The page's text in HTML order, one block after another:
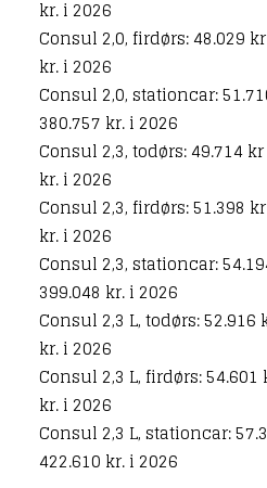
kr. i 2026
Consul 2,0, firdørs: 48.029
kr. i 2026
Consul 2,0, stationcar:
380.757 kr. i 2026
Consul 2,3, todørs: 49.714
kr. i 2026
Consul 2,3, firdørs: 51.398
kr. i 2026
Consul 2,3, stationcar:
399.048 kr. i 2026
Consul 2,3 L, todørs:
kr. i 2026
Consul 2,3 L, firdørs:
kr. i 2026
Consul 2,3 L, stationcar:
422.610 kr. i 2026